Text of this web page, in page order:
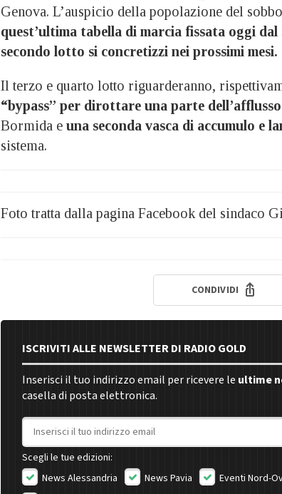
Genova. L’auspicio della popolazione del
quest’ultima tabella di marcia fissata oggi
secondo lotto si concretizzi nei prossimi mesi.
Il terzo e quarto lotto riguarderanno,
“bypass” per dirottare una parte
Bormida e una seconda vasca di accumulo e
sistema.
Foto tratta dalla pagina Facebook del sindaco
CONDIVIDI
ISCRIVITI ALLE NEWSLETTER DI RADIO GOLD
Inserisci il tuo indirizzo email per ricevere le ultime
casella di posta elettronica.
Indirizzo email
Scegli le tue edizioni:
News Alessandria
News Pavia
Eventi Nord-